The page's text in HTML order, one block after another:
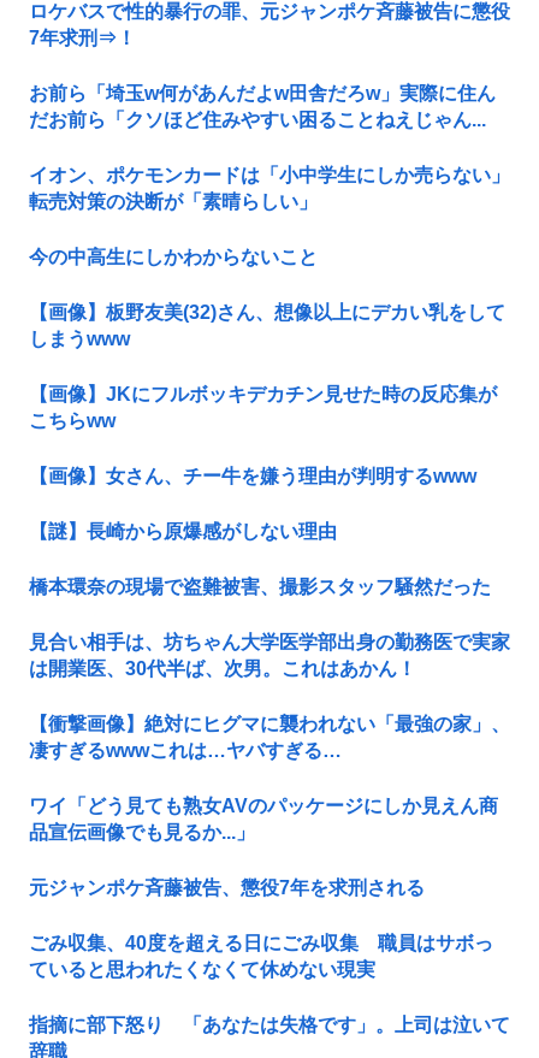
ロケバスで性的暴行の罪、元ジャンポケ斉藤被告に懲役
7年求刑⇒！
お前ら「埼玉w何があんだよw田舎だろw」実際に住ん
だお前ら「クソほど住みやすい困ることねえじゃん...
イオン、ポケモンカードは「小中学生にしか売らない」
転売対策の決断が「素晴らしい」
今の中高生にしかわからないこと
【画像】板野友美(32)さん、想像以上にデカい乳をして
しまうwww
【画像】JKにフルボッキデカチン見せた時の反応集が
こちらww
【画像】女さん、チー牛を嫌う理由が判明するwww
【謎】長崎から原爆感がしない理由
橋本環奈の現場で盗難被害、撮影スタッフ騒然だった
見合い相手は、坊ちゃん大学医学部出身の勤務医で実家
は開業医、30代半ば、次男。これはあかん！
【衝撃画像】絶対にヒグマに襲われない「最強の家」、
凄すぎるwwwこれは…ヤバすぎる…
ワイ「どう見ても熟女AVのパッケージにしか見えん商
品宣伝画像でも見るか...」
元ジャンポケ斉藤被告、懲役7年を求刑される
ごみ収集、40度を超える日にごみ収集 職員はサボっ
ていると思われたくなくて休めない現実
指摘に部下怒り 「あなたは失格です」。上司は泣いて
辞職